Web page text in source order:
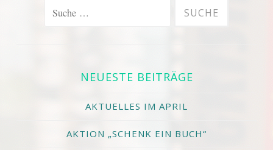
SUCHE
NEUESTE BEITRÄGE
AKTUELLES IM APRIL
AKTION „SCHENK EIN BUCH“